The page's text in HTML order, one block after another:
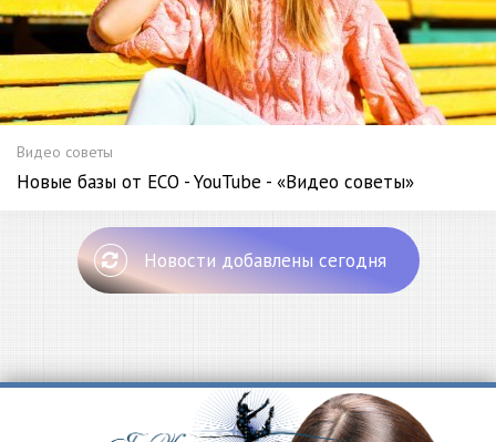
Видео советы
Новые базы от ECO - YouTube - «Видео советы»
Новости добавлены сегодня